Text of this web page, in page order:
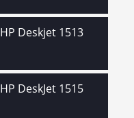
HP Deskjet 1513
HP DeskJet 1515